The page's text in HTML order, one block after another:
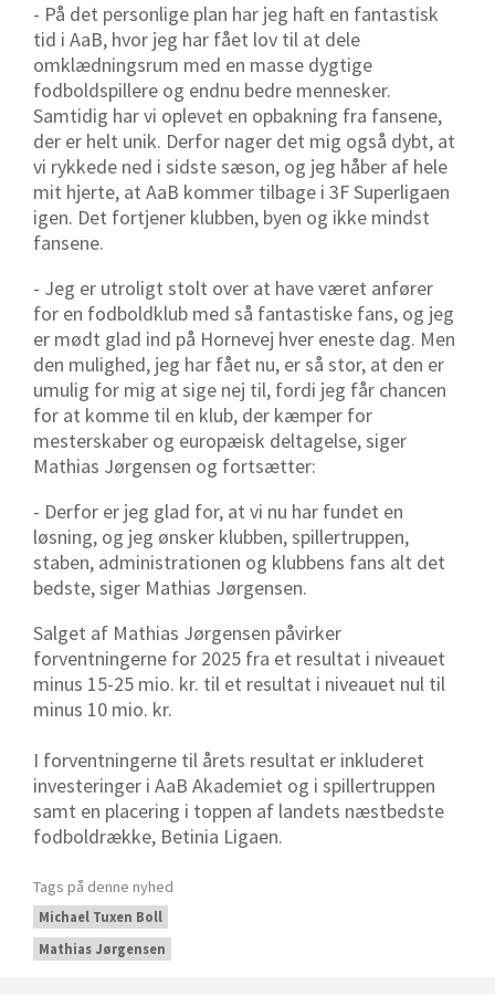
- På det personlige plan har jeg haft en fantastisk
tid i AaB, hvor jeg har fået lov til at dele
omklædningsrum med en masse dygtige
fodboldspillere og endnu bedre mennesker.
Samtidig har vi oplevet en opbakning fra fansene,
der er helt unik. Derfor nager det mig også dybt, at
vi rykkede ned i sidste sæson, og jeg håber af hele
mit hjerte, at AaB kommer tilbage i 3F Superligaen
igen. Det fortjener klubben, byen og ikke mindst
fansene.
- Jeg er utroligt stolt over at have været anfører
for en fodboldklub med så fantastiske fans, og jeg
er mødt glad ind på Hornevej hver eneste dag. Men
den mulighed, jeg har fået nu, er så stor, at den er
umulig for mig at sige nej til, fordi jeg får chancen
for at komme til en klub, der kæmper for
mesterskaber og europæisk deltagelse, siger
Mathias Jørgensen og fortsætter:
- Derfor er jeg glad for, at vi nu har fundet en
løsning, og jeg ønsker klubben, spillertruppen,
staben, administrationen og klubbens fans alt det
bedste, siger Mathias Jørgensen.
Salget af Mathias Jørgensen påvirker
forventningerne for 2025 fra et resultat i niveauet
minus 15-25 mio. kr. til et resultat i niveauet nul til
minus 10 mio. kr.
I forventningerne til årets resultat er inkluderet
investeringer i AaB Akademiet og i spillertruppen
samt en placering i toppen af landets næstbedste
fodboldrække, Betinia Ligaen.
Tags på denne nyhed
Michael Tuxen Boll
Mathias Jørgensen